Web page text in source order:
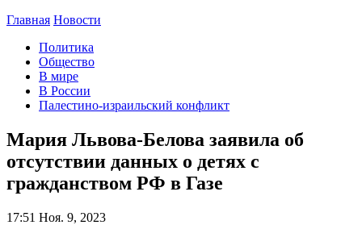
Главная Новости
Политика
Общество
В мире
В России
Палестино-израильский конфликт
Мария Львова-Белова заявила об
отсутствии данных о детях с
гражданством РФ в Газе
17:51 Ноя. 9, 2023